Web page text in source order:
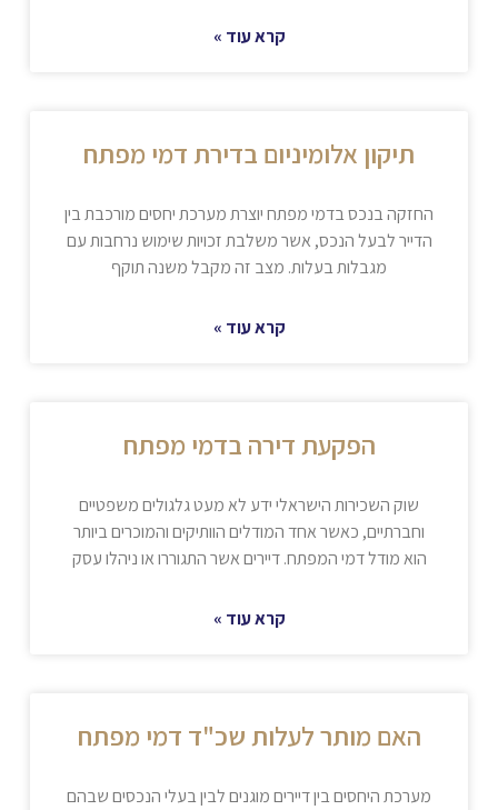
קרא עוד »
תיקון אלומיניום בדירת דמי מפתח
החזקה בנכס בדמי מפתח יוצרת מערכת יחסים מורכבת בין
הדייר לבעל הנכס, אשר משלבת זכויות שימוש נרחבות עם
מגבלות בעלות. מצב זה מקבל משנה תוקף
קרא עוד »
הפקעת דירה בדמי מפתח
שוק השכירות הישראלי ידע לא מעט גלגולים משפטיים
וחברתיים, כאשר אחד המודלים הוותיקים והמוכרים ביותר
הוא מודל דמי המפתח. דיירים אשר התגוררו או ניהלו עסק
קרא עוד »
האם מותר לעלות שכ"ד דמי מפתח
מערכת היחסים בין דיירים מוגנים לבין בעלי הנכסים שבהם